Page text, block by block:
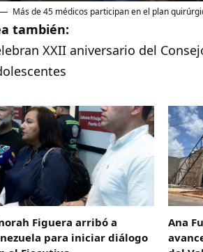
Más de 45 médicos participan en el plan
también:
XXII aniversario del
Figuera arribó a
para iniciar diálogo
Ana